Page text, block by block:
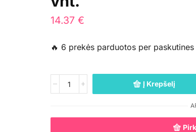
14.37 €
🔥 6 prekės parduotos per
Į Krepšelį